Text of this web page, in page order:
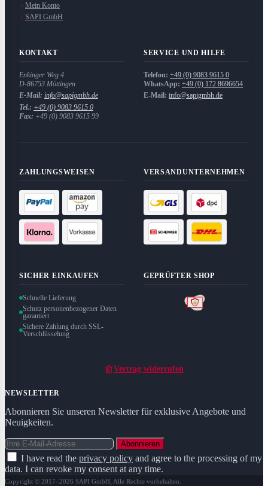
Mein Konto
SAPI GmbH
KONTAKT
Enkinger Weg 4
D-86753 Möttingen
E-Mail: info@sapigmbh.de
Tel.: +49 (0) 9083 9615 0
Fax: +49 (0) 9083 9615 99
SERVICE UND HILFE
Telefon: +49 (0) 9083 9615 0
WhatsApp: +49 (0) 172 8696654
E-Mail: info@sapigmbh.de
ZAHLUNGSWEISEN VERSANDUNTERNEHMEN
SICHER EINKAUFEN
Schnelle Lieferung
Schutz personenbezogener Daten
garantiert
Sichere Zahlung durch SSL-
Verschlüsselung
GEPRÜFTER SHOP
Vertrag widerrufen
NEWSLETTER
Abonnieren Sie unseren Newsletter für exklusive Angebote und
Neuigkeiten.
Abonnieren
I have read the privacy policy and agree to the processing of my
data. I can revoke my consent at any time.
Copyright © 2017–2026 SAPI GmbH, Alle Rechte vorbehalten.